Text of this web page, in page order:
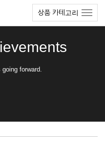
상품 카테고리
forward.